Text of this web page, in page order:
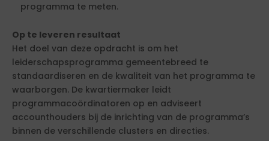
programma te meten.
Op te leveren resultaat
Het doel van deze opdracht is om het
leiderschapsprogramma gemeentebreed te
standaardiseren en de kwaliteit van het programma te
waarborgen. De kwartiermaker leidt
programmacoördinatoren op en adviseert
accounthouders bij de inrichting van de programma’s
binnen de verschillende clusters en directies.